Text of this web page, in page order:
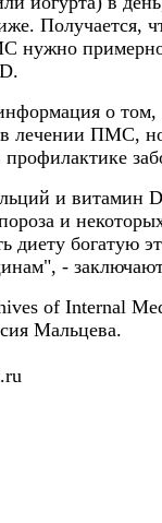
Получается,
нужно
о том,
лечении ПМС,
и витамин
и
диету богатую
-
of Internal
Мальцева.